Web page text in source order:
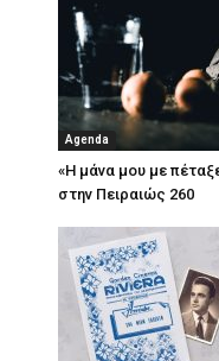
Agenda
«Η μάνα μου με
στην Πειραιώς 260